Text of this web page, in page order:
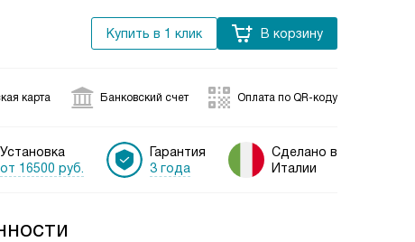
Купить в 1 клик В корзину
карта Банковский счет Оплата по QR-коду
Установка
от 16500 руб.
Гарантия
3 года
Сделано в
Италии